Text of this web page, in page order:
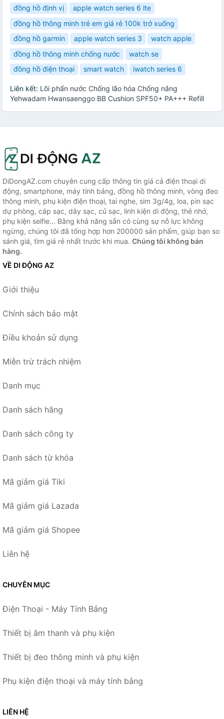
đồng hồ định vị
apple watch series 6 lte
đồng hồ thông minh trẻ em giá rẻ 100k trở xuống
đồng hồ garmin
apple watch series 3
watch apple
đồng hồ thông minh chống nước
watch se
đồng hồ điện thoại
smart watch iwatch series 6
Liên kết: Lõi phấn nước Chống lão hóa Chống nắng
Yehwadam Hwansaenggo BB Cushion SPF50+ PA+++ Refill
DiDongAZ.com chuyên cung cấp thông tin giá cả điện thoại di
động, smartphone, máy tính bảng, đồng hồ thông minh, vòng đeo
thông minh, phụ kiện điện thoại, tai nghe, sim 3g/4g, loa, pin sạc
dự phòng, cáp sạc, dây sạc, củ sạc, linh kiện di động, thẻ nhớ,
phụ kiện selfie... Bằng khả năng sẵn có cùng sự nỗ lực không
ngừng, chúng tôi đã tổng hợp hơn 200000 sản phẩm, giúp bạn so
sánh giá, tìm giá rẻ nhất trước khi mua. Chúng tôi không bán
hàng.
VỀ DI ĐỘNG AZ
Giới thiệu
Chính sách bảo mật
Điều khoản sử dụng
Miễn trừ trách nhiệm
Danh mục
Danh sách hãng
Danh sách công ty
Danh sách từ khóa
Mã giảm giá Tiki
Mã giảm giá Lazada
Mã giảm giá Shopee
Liên hệ
CHUYÊN MỤC
Điện Thoại - Máy Tính Bảng
Thiết bị âm thanh và phụ kiện
Thiết bị đeo thông minh và phụ kiện
Phụ kiện điện thoại và máy tính bảng
LIÊN HỆ